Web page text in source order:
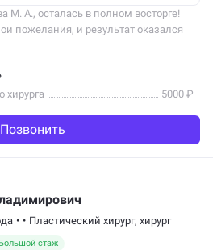
М. А., осталась в полном восторге!
пожелания, и результат оказался
представляла: нос выглядит
хирурга
5000 ₽
Позвонить
• • Пластический хирург, хирург
стаж